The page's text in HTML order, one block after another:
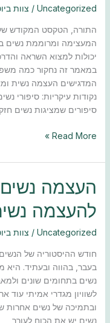
Uncategorized
/ צוות
התורה, הטקסט המקודש
המעצימה ומרוממת נשים
יכולות למצוא השראה
במאמר זה נחקור כמה
המדגישים העצמה נשית
נקודות עיקריות: סיפורי
סיפורים שמציגות נשים
משפטים
Read More »
העצמה
להעצמה
Uncategorized
/ צוות
חודש ההיסטוריה של
בעבר, בהווה ובעתיד.
נשים בתחומים שונים
לשוויון מגדרי אמיתי עוד
ובתמיכה של נשים אחרות
נשים יש את הכוח לעורר
העצמה
נשים:
משפטי
מפתח
להעצמה